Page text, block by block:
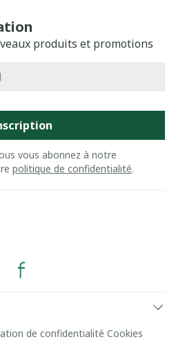
produits et promotions
vous abonnez à notre
politique de confidentialité.
de confidentialité Cookies